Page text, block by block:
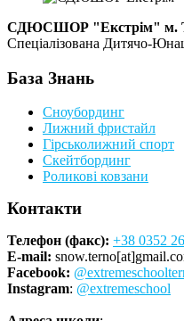
СДЮСШОР "Екстрім" м.
Спеціалізована Дитячо-
База Знань
Сноубординг
Лижний фристайл
Гірськолижний спорт
Скейтбординг
Роликові ковзани
Контакти
Телефон (факс): +38 0352
E-mail:
Facebook:
Instagram: @extremeschool